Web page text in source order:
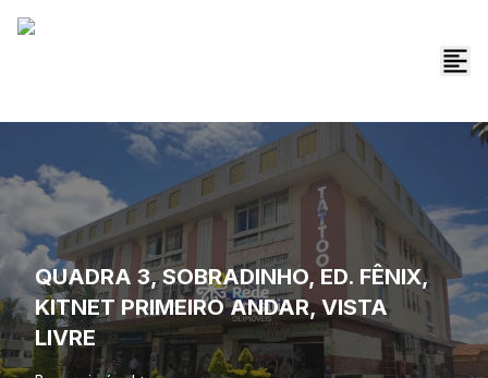
QUADRA 3, SOBRADINHO, ED. FÊNIX,
KITNET PRIMEIRO ANDAR, VISTA
LIVRE